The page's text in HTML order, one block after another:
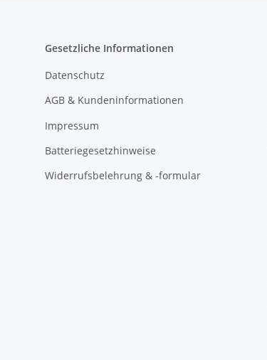
Gesetzliche Informationen
Datenschutz
AGB & Kundeninformationen
Impressum
Batteriegesetzhinweise
Widerrufsbelehrung & -formular